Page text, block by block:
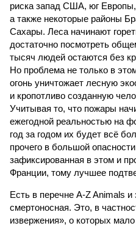
риска запад США, юг
а также некоторые районы
Сахары. Леса начинают
достаточно посмотреть
тысяч людей остаются без
Но проблема не только в
огонь уничтожает лесную
и кропотливо созданную
Учитывая то, что пожары
ежегодной реальностью на
год за годом их будет всё
прочего в большой
зафиксированная в этом и
Франции, тому лучшее
Есть в перечне A-Z Animals
смертоносная. Это, в
извержения», о которых